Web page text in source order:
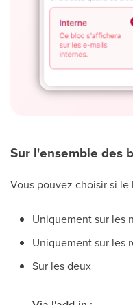
Sur l'ensemble des
Vous pouvez choisir si le
Uniquement sur les
Uniquement sur les
Sur les deux